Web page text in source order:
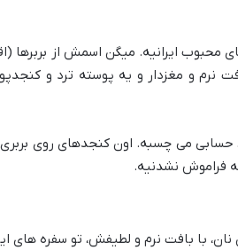
ایرانیه. میگن اسمش از بربرها
نرم و مغزدار و یه پوسته ترد و
حسابی می چسبه. اون کنجدهای روی
فراموش نشدنیه.
با بافت نرم و لطیفش، تو سفره های